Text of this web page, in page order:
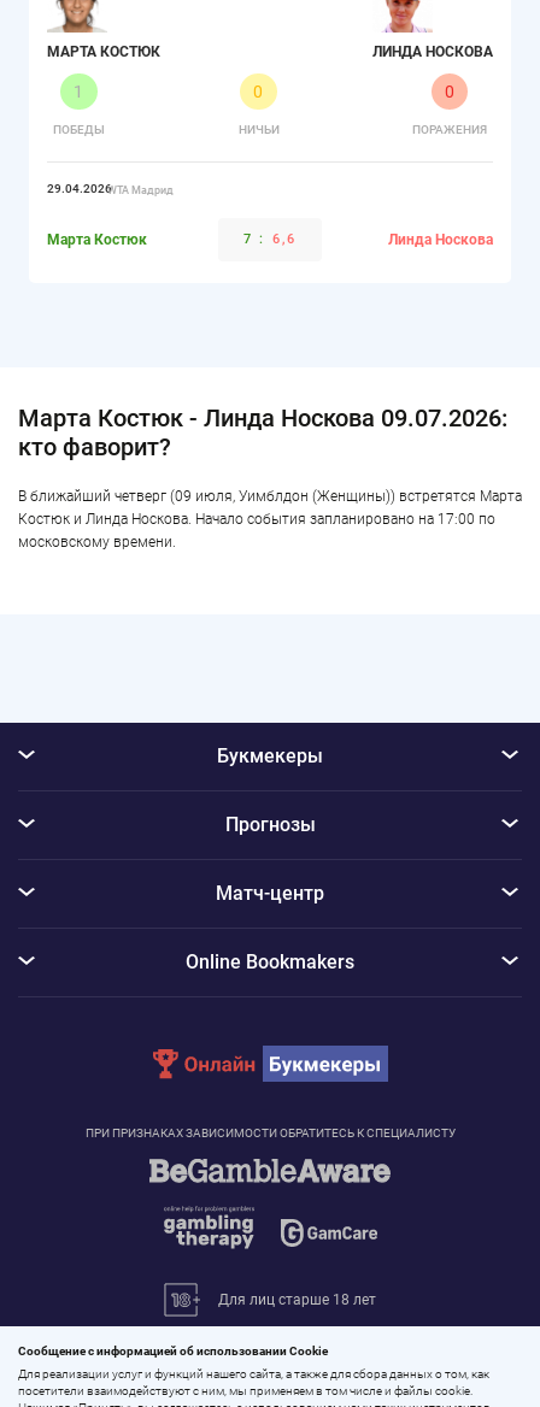
МАРТА КОСТЮК
1
ПОБЕДЫ
0
НИЧЬИ
0
ПОРАЖЕНИЯ
ЛИНДА НОСКОВА
29.04.2026WTA Мадрид
Марта Костюк 7 : 6,6 Линда Носкова
Марта Костюк - Линда Носкова 09.07.2026:
кто фаворит?
В ближайший четверг (09 июля, Уимблдон (Женщины)) встретятся Марта
Костюк и Линда Носкова. Начало события запланировано на 17:00 по
московскому времени.
ПРИ ПРИЗНАКАХ ЗАВИСИМОСТИ ОБРАТИТЕСЬ К СПЕЦИАЛИСТУ
Для лиц старше 18 лет
Букмекеры
Прогнозы
Матч-центр
Online Bookmakers
Сообщение с информацией об использовании Cookie
Для реализации услуг и функций нашего сайта, а также для сбора данных о том, как
посетители взаимодействуют с ним, мы применяем в том числе и файлы cookie.